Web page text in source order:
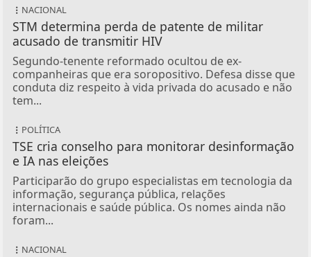
NACIONAL
STM determina perda de patente de militar
acusado de transmitir HIV
Segundo-tenente reformado ocultou de ex-
companheiras que era soropositivo. Defesa disse que
conduta diz respeito à vida privada do acusado e não
tem...
POLÍTICA
TSE cria conselho para monitorar desinformação
e IA nas eleições
Participarão do grupo especialistas em tecnologia da
informação, segurança pública, relações
internacionais e saúde pública. Os nomes ainda não
foram...
NACIONAL